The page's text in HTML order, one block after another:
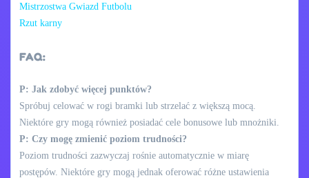
Mistrzostwa Gwiazd Futbolu
Rzut karny
FAQ:
P: Jak zdobyć więcej punktów?
Spróbuj celować w rogi bramki lub strzelać z większą mocą.
Niektóre gry mogą również posiadać cele bonusowe lub mnożniki.
P: Czy mogę zmienić poziom trudności?
Poziom trudności zazwyczaj rośnie automatycznie w miarę
postępów. Niektóre gry mogą jednak oferować różne ustawienia